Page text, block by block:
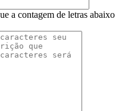
a contagem de letras abaixo